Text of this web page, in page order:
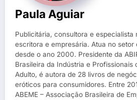
Paula Aguiar
Publicitária, consultora e especialista
escritora e empresária. Atua no setor
desde o ano 2000. Presidente da
Brasileira da Indústria e Profissionais
Adulto, é autora de 28 livros de
eróticos para consumidores. Entre
ABEME – Associação Brasileira de